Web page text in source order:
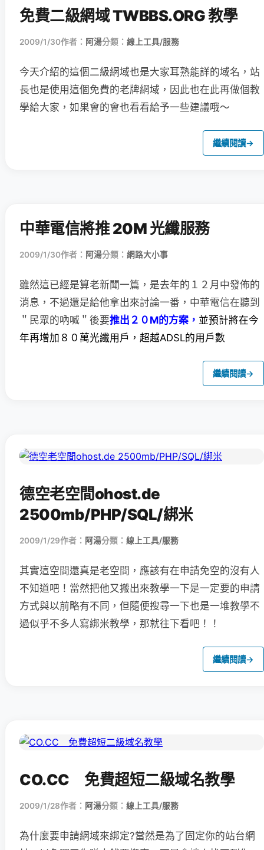
免費二級網域 TWBBS.ORG 教學
2009/1/30作者： 阿湯分類： 線上工具/服務
今天介紹的這個二級網域也是大家耳熟能詳的域名，站
長也是使用這個免費的老牌網域，因此也在此再做個教
學給大家，如果會的會也看看給予一些建議哦～
繼續閱讀→
中華電信將推 20M 光纖服務
2009/1/30作者： 阿湯分類： 網路大小事
雖然這已經是算老新聞一篇，是去年的１２月中發佈的
消息， 不過還是給他拿出來討論一番，中華電信在聽到
＂民眾的吶喊＂後要推出２０M的方案， 並預計將在今
年再增加８０萬光纖用戶，超越ADSL的用戶數
繼續閱讀→
德空老空間ohost.de
2500mb/PHP/SQL/綁米
2009/1/29作者： 阿湯分類： 線上工具/服務
其實這空間還真是老空間，應該有在申請免空的沒有人
不知道吧！當然把他又搬出來教學一下是一定要的申請
方式與以前略有不同，但隨便搜尋一下也是一堆教學不
過似乎不多人寫綁米教學，那就往下看吧！！
繼續閱讀→
CO.CC 免費超短二級域名教學
2009/1/28作者： 阿湯分類： 線上工具/服務
為什麼要申請網域來綁定?當然是為了固定你的站台網